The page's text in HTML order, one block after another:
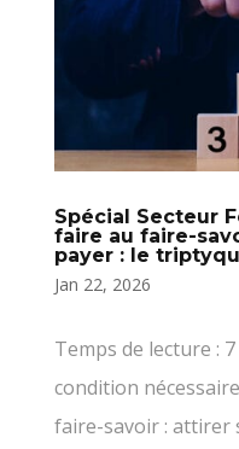
Spécial Secteur
faire au faire-
payer : le
Jan 22, 2026
Temps de lecture :
condition
faire-savoir : attirer